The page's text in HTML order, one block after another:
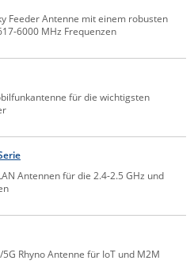
Feeder Antenne mit einem robusten
6000 MHz Frequenzen
für die wichtigsten
Antennen für die 2.4-2.5 GHz und
Rhyno Antenne für IoT und M2M